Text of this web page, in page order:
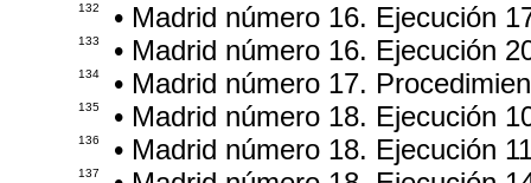
132 • Madrid número 16. Ejecución
133 • Madrid número 16. Ejecución
134 • Madrid número 17.
135 • Madrid número 18. Ejecución
136 • Madrid número 18. Ejecución
137